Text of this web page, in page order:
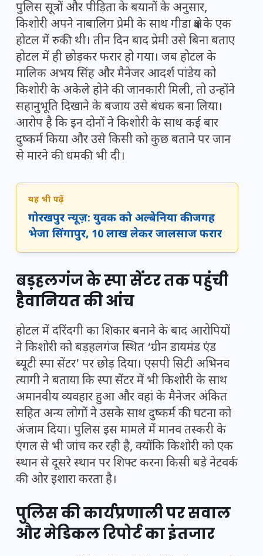
पुलिस सूत्रों और पीड़िता के बयानों के अनुसार,
किशोरी अपने नाबालिग प्रेमी के साथ गीडा क्षेत्र के एक
होटल में रुकी थी। तीन दिन बाद प्रेमी उसे बिना बताए
होटल में ही छोड़कर फरार हो गया। जब होटल के
मालिक अभय सिंह और मैनेजर आदर्श पांडेय को
किशोरी के अकेले होने की जानकारी मिली, तो उन्होंने
सहानुभूति दिखाने के बजाय उसे बंधक बना लिया।
आरोप है कि इन दोनों ने किशोरी के साथ कई बार
दुष्कर्म किया और उसे किसी को कुछ बताने पर जान
से मारने की धमकी भी दी।
यह भी पढ़ें
गोरखपुर न्यूज़: युवक को अल्बेनिया की जगह
भेजा सिंगापुर, 10 लाख लेकर जालसाज फरार
बड़हलगंज के स्पा सेंटर तक पहुंची
हैवानियत की आंच
होटल में दरिंदगी का शिकार बनाने के बाद आरोपियों
ने किशोरी को बड़हलगंज स्थित ‘ग्रीन डायमंड एंड
ब्यूटी स्पा सेंटर’ पर छोड़ दिया। एसपी सिटी अभिनव
त्यागी ने बताया कि स्पा सेंटर में भी किशोरी के साथ
अमानवीय व्यवहार हुआ और वहां के मैनेजर अंकित
सहित अन्य लोगों ने उसके साथ दुष्कर्म की घटना को
अंजाम दिया। पुलिस इस मामले में मानव तस्करी के
एंगल से भी जांच कर रही है, क्योंकि किशोरी को एक
स्थान से दूसरे स्थान पर शिफ्ट करना किसी बड़े नेटवर्क
की ओर इशारा करता है।
पुलिस की कार्यप्रणाली पर सवाल
और मेडिकल रिपोर्ट का इंतजार